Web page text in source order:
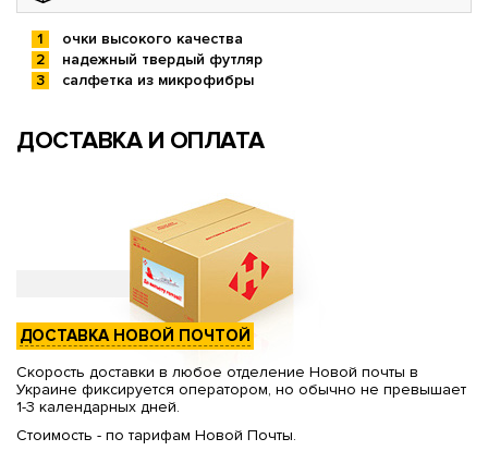
очки высокого качества
надежный твердый футляр
салфетка из микрофибры
ДОСТАВКА И ОПЛАТА
ДОСТАВКА НОВОЙ ПОЧТОЙ
Скорость доставки в любое отделение Новой почты в
Украине фиксируется оператором, но обычно не превышает
1-3 календарных дней.
Стоимость - по тарифам Новой Почты.